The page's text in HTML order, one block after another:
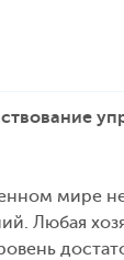
мире
Любая